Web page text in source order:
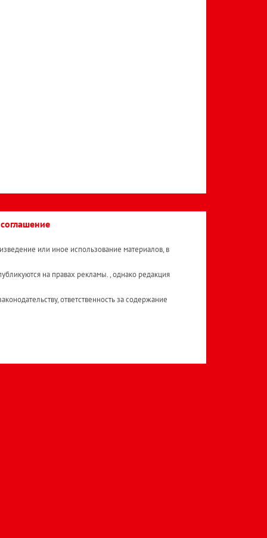
или иное использование материалов, в
на правах рекламы. , однако редакция
ответственность за содержание